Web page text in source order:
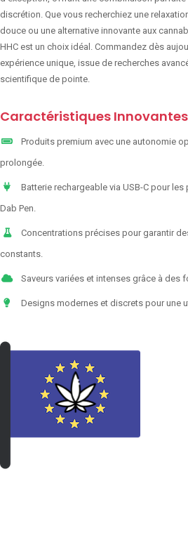
discrétion. Que vous recherchiez une
douce ou une alternative innovante aux
HHC est un choix idéal. Commandez dès
expérience unique, issue de recherches
scientifique de pointe.
Caractéristiques Innovantes
Produits premium avec une autonomie
prolongée.
Batterie rechargeable via USB-C pour
Dab Pen.
Concentrations précises pour garantir
constants.
Saveurs variées et intenses grâce à des
Designs modernes et discrets pour une